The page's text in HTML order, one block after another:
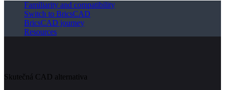
Familiarity and compatibility
Switch to BricsCAD
BricsCAD journey
Resources
Skutečná CAD alternativa